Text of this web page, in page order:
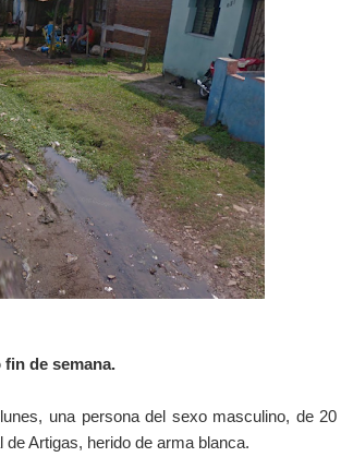
de semana.
una persona del sexo masculino, de 20
Artigas, herido de arma blanca.